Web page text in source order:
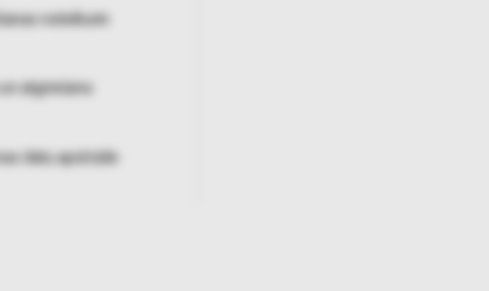
noteikumi
un atgriešana
datu apstrāde